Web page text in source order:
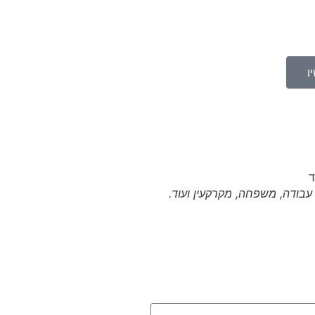
עבודה, משפחה, מקרקעין ועוד.